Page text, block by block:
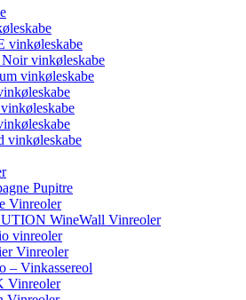
vinkøleskabe
vinkøleskabe
vinkøleskabe
vinkøleskabe
Pupitre
Vinreoler
WineWall Vinreoler
vinreoler
Vinreoler
– Vinkassereol
Vinreoler